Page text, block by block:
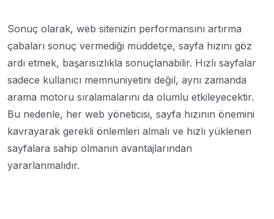
Sonuç olarak, web sitenizin performansını artırma
çabaları sonuç vermediği müddetçe, sayfa hızını göz
ardı etmek, başarısızlıkla sonuçlanabilir. Hızlı sayfalar
sadece kullanıcı memnuniyetini değil, aynı zamanda
arama motoru sıralamalarını da olumlu etkileyecektir.
Bu nedenle, her web yöneticisi, sayfa hızının önemini
kavrayarak gerekli önlemleri almalı ve hızlı yüklenen
sayfalara sahip olmanın avantajlarından
yararlanmalıdır.